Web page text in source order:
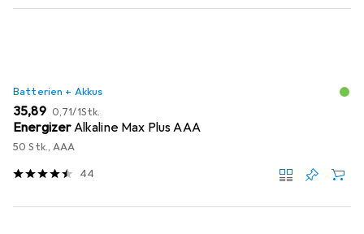
Batterien + Akkus
EUR
35,89 EUR
0,71/1Stk.
EnergizerAlkaline Max Plus AAA
50 Stk., AAA
44